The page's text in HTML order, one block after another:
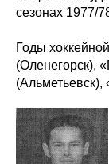
сезонах 1977/
Годы
(Оленегорск),